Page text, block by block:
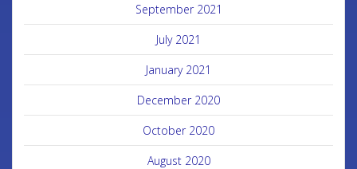
September 2021
July 2021
January 2021
December 2020
October 2020
August 2020